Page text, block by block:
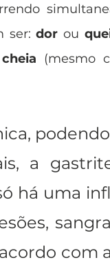
ser: dor ou
a
há uma
com